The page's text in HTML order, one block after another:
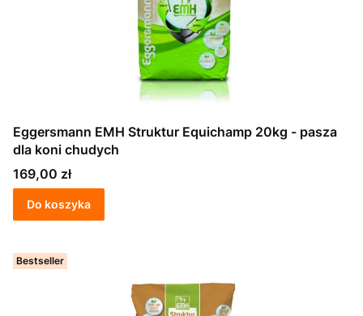
Eggersmann EMH Struktur Equichamp 20kg - pasza
dla koni chudych
Cena
169,00 zł
Do koszyka
Bestseller